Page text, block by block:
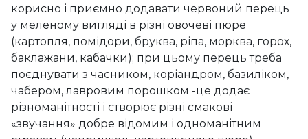
корисно і приємно додавати червоний перець
у меленому вигляді в різні овочеві пюре
(картопля, помідори, бруква, ріпа, морква, горох,
баклажани, кабачки); при цьому перець треба
поєднувати з часником, коріандром, базиліком,
чабером, лавровим порошком -це додає
різноманітності і створює різні смакові
«звучання» добре відомим і одноманітним